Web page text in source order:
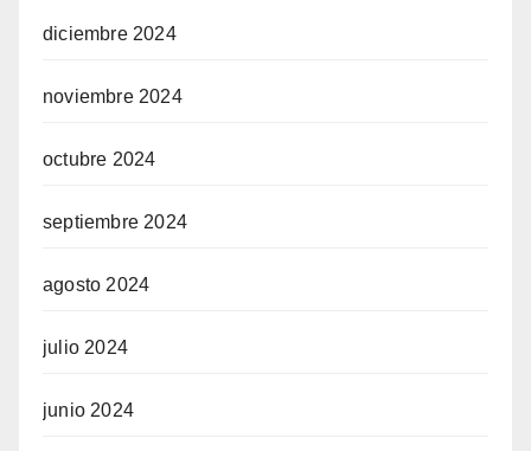
diciembre 2024
noviembre 2024
octubre 2024
septiembre 2024
agosto 2024
julio 2024
junio 2024